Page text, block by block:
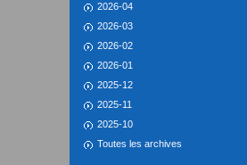
2026-04
2026-03
2026-02
2026-01
2025-12
2025-11
2025-10
Toutes les archives